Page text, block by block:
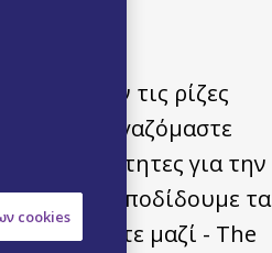
μας έχουν τις ρίζες
που εργαζόμαστε
απαραίτητες για την
Αποδίδουμε τα
εργαζόμαστε μαζί - The
cookies